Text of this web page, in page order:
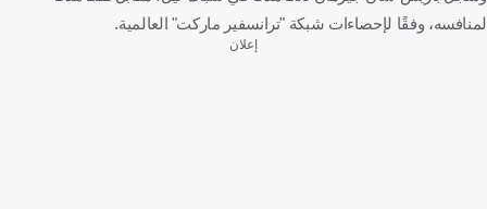
لمنافسه، وفقًا لإحصاءات شبكة "ترانسفير ماركت" العالمية.
إعلان